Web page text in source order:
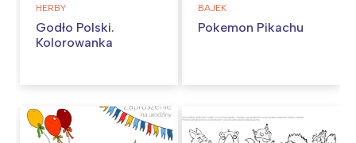
HERBY
Godło Polski.
Kolorowanka
BAJEK
Pokemon Pikachu